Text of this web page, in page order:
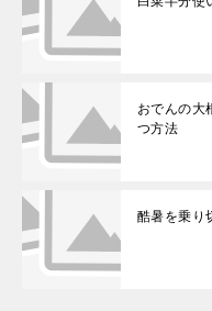
おでんの大
つ方法
酷暑を乗り